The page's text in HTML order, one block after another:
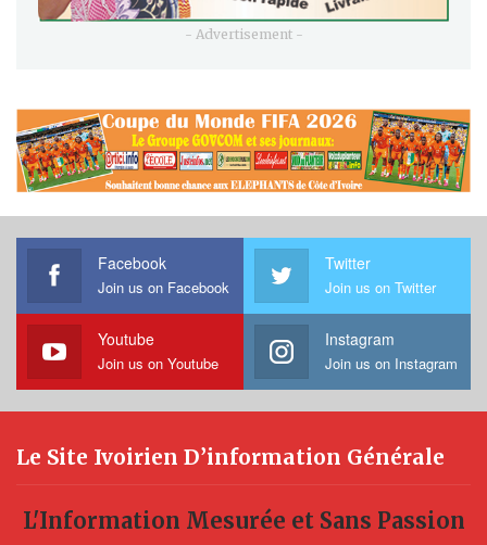
- Advertisement -
Facebook
Join us on Facebook
Twitter
Join us on Twitter
Youtube
Join us on Youtube
Instagram
Join us on Instagram
Le Site Ivoirien D’information Générale
L'Information Mesurée et Sans Passion